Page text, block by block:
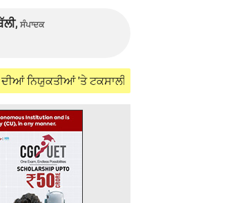
ਸੰਪਾਦਕ
'ਤੇ ਟਕਸਾਲੀ ਆਗੂਆਂ ਨੇ ਸ਼੍ਰੀਨਿਵਾਸਨ ਖ਼ਿਲਾਫ਼